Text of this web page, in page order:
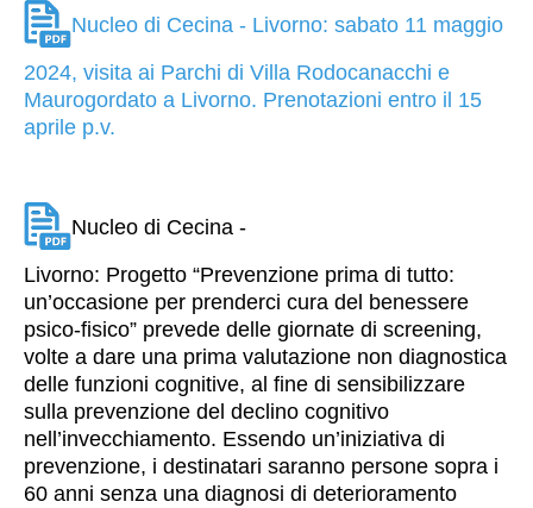
Nucleo di Cecina - Livorno: sabato 11 maggio
2024, visita ai Parchi di Villa Rodocanacchi e
Maurogordato a Livorno. Prenotazioni entro il 15
aprile p.v.
Nucleo di Cecina -
Livorno: Progetto “Prevenzione prima di tutto:
un’occasione per prenderci cura del benessere
psico-fisico” prevede delle giornate di screening,
volte a dare una prima valutazione non diagnostica
delle funzioni cognitive, al fine di sensibilizzare
sulla prevenzione del declino cognitivo
nell’invecchiamento. Essendo un’iniziativa di
prevenzione, i destinatari saranno persone sopra i
60 anni senza una diagnosi di deterioramento